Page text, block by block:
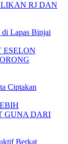
di Lapas Binjai
Ciptakan
Berkat